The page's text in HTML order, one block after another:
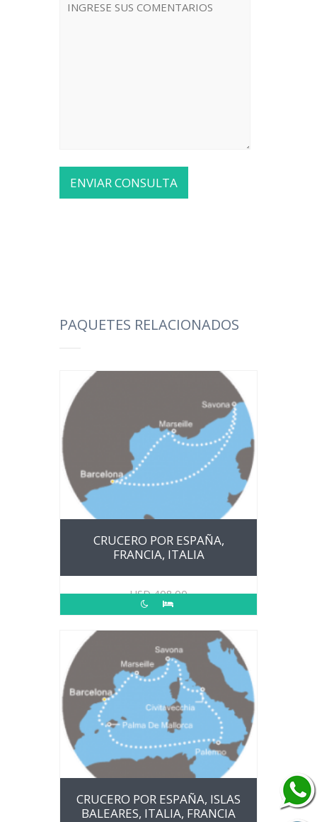
PAQUETES RELACIONADOS
CRUCERO POR ESPAÑA,
FRANCIA, ITALIA
USD408.00
CRUCERO POR ESPAÑA, ISLAS
BALEARES, ITALIA, FRANCIA